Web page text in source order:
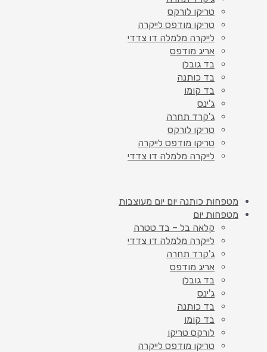
טריקו לורקס
טריקו מודפס לייקרה
לייקרה מלמלה דו צדדי
אריג מודפס
בד גובלן
בד כותנה
בד קומו
ג'ינס
ג'קרד תחרה
טריקו לורקס
טריקו מודפס לייקרה
לייקרה מלמלה דו צדדי
מטפחות כותנה יום יום מעוצבות
מטפחות יום
קלאה בל – בד טטרה
לייקרה מלמלה דו צדדי
ג'קרד תחרה
אריג מודפס
בד גובלן
ג'ינס
בד כותנה
בד קומו
לורקס טריקו
טריקו מודפס לייקרה